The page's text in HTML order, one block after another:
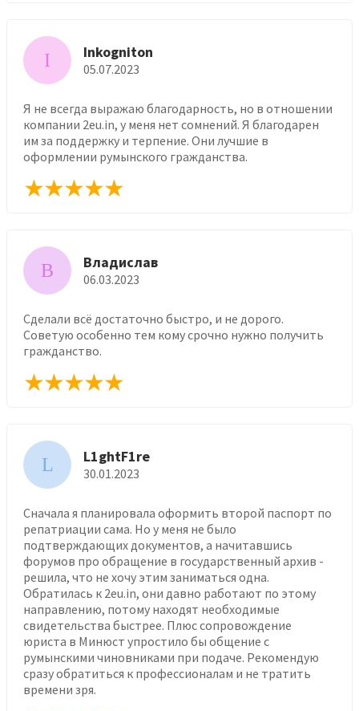
I Inkogniton
05.07.2023
Я не всегда выражаю благодарность, но в отношении
компании 2eu.in, у меня нет сомнений. Я благодарен
им за поддержку и терпение. Они лучшие в
оформлении румынского гражданства.
В Владислав
06.03.2023
Сделали всё достаточно быстро, и не дорого.
Советую особенно тем кому срочно нужно получить
гражданство.
L L1ghtF1re
30.01.2023
Сначала я планировала оформить второй паспорт по
репатриации сама. Но у меня не было
подтверждающих документов, а начитавшись
форумов про обращение в государственный архив -
решила, что не хочу этим заниматься одна.
Обратилась к 2eu.in, они давно работают по этому
направлению, потому находят необходимые
свидетельства быстрее. Плюс сопровождение
юриста в Минюст упростило бы общение с
румынскими чиновниками при подаче. Рекомендую
сразу обратиться к профессионалам и не тратить
времени зря.